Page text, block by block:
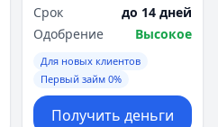
Срок
до 14 дней
Одобрение
Высокое
Для новых клиентов
Первый займ 0%
Получить деньги